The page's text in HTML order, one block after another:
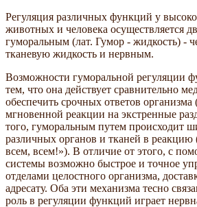
Регуляция различных функций у
животных и человека осуществляется
гуморальным (лат. Гумор - жидкость) -
тканевую жидкость и нервным.
Возможности гуморальной регуляции
тем, что она действует сравнительно
обеспечить срочных ответов
мгновенной реакции на экстренные
того, гуморальным путем происходит
различных органов и тканей в
всем, всем!»). В отличие от этого, с
системы возможно быстрое и точное
отделами целостного организма,
адресату. Оба эти механизма тесно
роль в регуляции функций играет